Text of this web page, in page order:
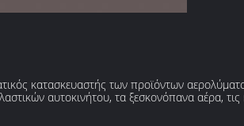
κατασκευαστής των προϊόντων
αυτοκινήτου, τα ξεσκονόπανα αέρα,